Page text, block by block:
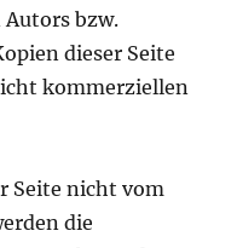
bzw.
dieser Seite
kommerziellen
Seite nicht vom
die